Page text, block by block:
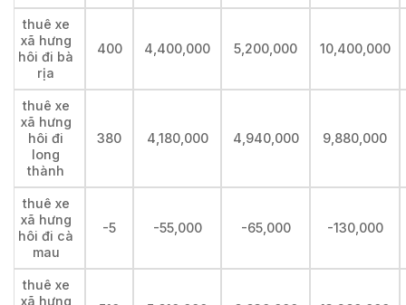
thuê xe
xã hưng
hôi đi bà
rịa
400 4,400,000 5,200,000 10,400,000
thuê xe
xã hưng
hôi đi
long
thành
380 4,180,000 4,940,000 9,880,000
thuê xe
xã hưng
hôi đi cà
mau
-5 -55,000 -65,000 -130,000
thuê xe
xã hưng